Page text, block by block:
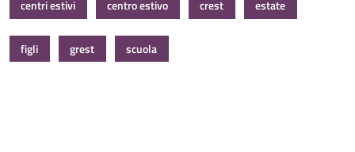
centri estivi centro estivo crest estate
figli grest scuola